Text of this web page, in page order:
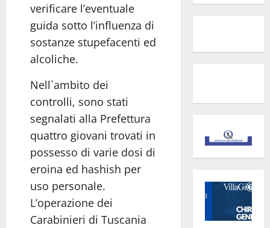
verificare l’eventuale
guida sotto l’influenza di
sostanze stupefacenti ed
alcoliche.
Nell`ambito dei
controlli, sono stati
segnalati alla Prefettura
quattro giovani trovati in
possesso di varie dosi di
eroina ed hashish per
uso personale.
L’operazione dei
Carabinieri di Tuscania